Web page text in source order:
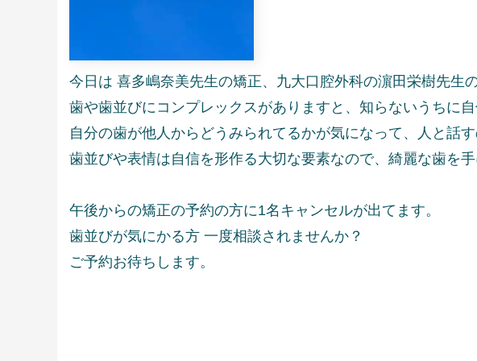
今日は 喜多嶋奈美先生の矯正、九大口腔外科の濵田栄樹先生
歯や歯並びにコンプレックスがありますと、知らないうちに自
自分の歯が他人からどうみられてるかが気になって、人と話
歯並びや表情は自信を形作る大切な要素なので、綺麗な歯を
午後からの矯正の予約の方に1名キャンセルが出てます。
歯並びが気にかる方 一度相談されませんか？
ご予約お待ちします。